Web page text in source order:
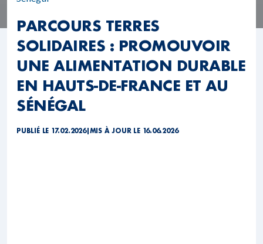
PARCOURS TERRES
SOLIDAIRES : PROMOUVOIR
UNE ALIMENTATION DURABLE
EN HAUTS-DE-FRANCE ET AU
SÉNÉGAL
PUBLIÉ LE 17.02.2026| MIS À JOUR LE 16.06.2026